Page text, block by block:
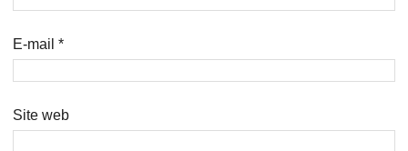
E-mail *
Site web